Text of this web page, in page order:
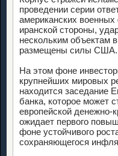
проведении серии
американских
иранской стороны,
нескольким объектам
размещены силы США.
На этом фоне
крупнейших мировых
находится заседание
банка, которое может
европейской денежно-
ожидает первого
фоне устойчивого
сохраняющегося